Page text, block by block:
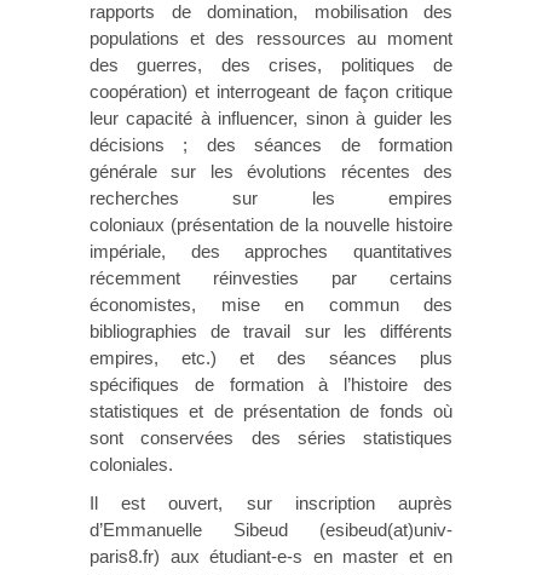
rapports de domination, mobilisation des
populations et des ressources au moment
des guerres, des crises, politiques de
coopération) et interrogeant de façon critique
leur capacité à influencer, sinon à guider les
décisions ; des séances de formation
générale sur les évolutions récentes des
recherches sur les empires
coloniaux (présentation de la nouvelle histoire
impériale, des approches quantitatives
récemment réinvesties par certains
économistes, mise en commun des
bibliographies de travail sur les différents
empires, etc.) et des séances plus
spécifiques de formation à l’histoire des
statistiques et de présentation de fonds où
sont conservées des séries statistiques
coloniales.
Il est ouvert, sur inscription auprès
d’Emmanuelle Sibeud (esibeud(at)univ-
paris8.fr) aux étudiant-e-s en master et en